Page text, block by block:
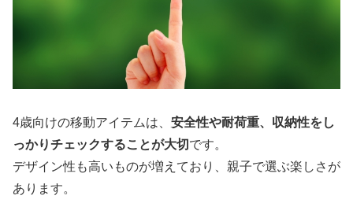
4歳向けの移動アイテムは、 安全性や耐荷重、収納性をし
っかりチェックすることが大切 です。
デザイン性も高いものが増えており、親子で選ぶ楽しさが
あります。